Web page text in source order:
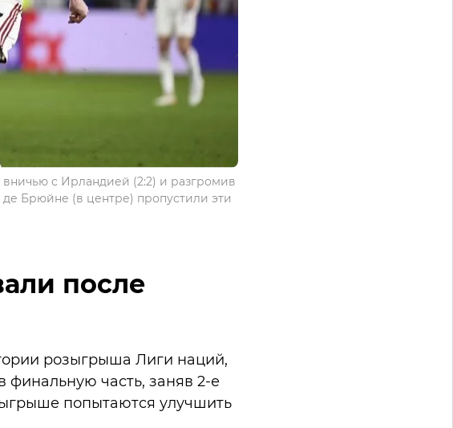
с Ирландией (2:2) и разгромив
Брюйне (в центре) пропустили эти
после
розыгрыша Лиги наций,
часть, заняв 2-е
попытаются улучшить